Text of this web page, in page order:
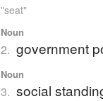
"seat"
Noun
2. government
Noun
3. social